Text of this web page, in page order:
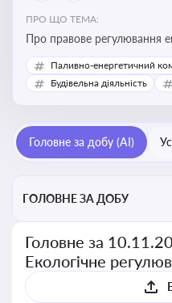
ПРО ЩО ТЕМА:
Про правове регулювання
виробництв, включно з
стандартами викидів і
Паливно-енергетичний
Будівельна діяльність
Головне за добу (AI)
ГОЛОВНЕ ЗА ДОБУ
Головне за
Екологічне